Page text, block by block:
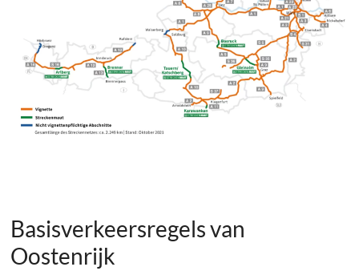
Basisverkeersregels van
Oostenrijk